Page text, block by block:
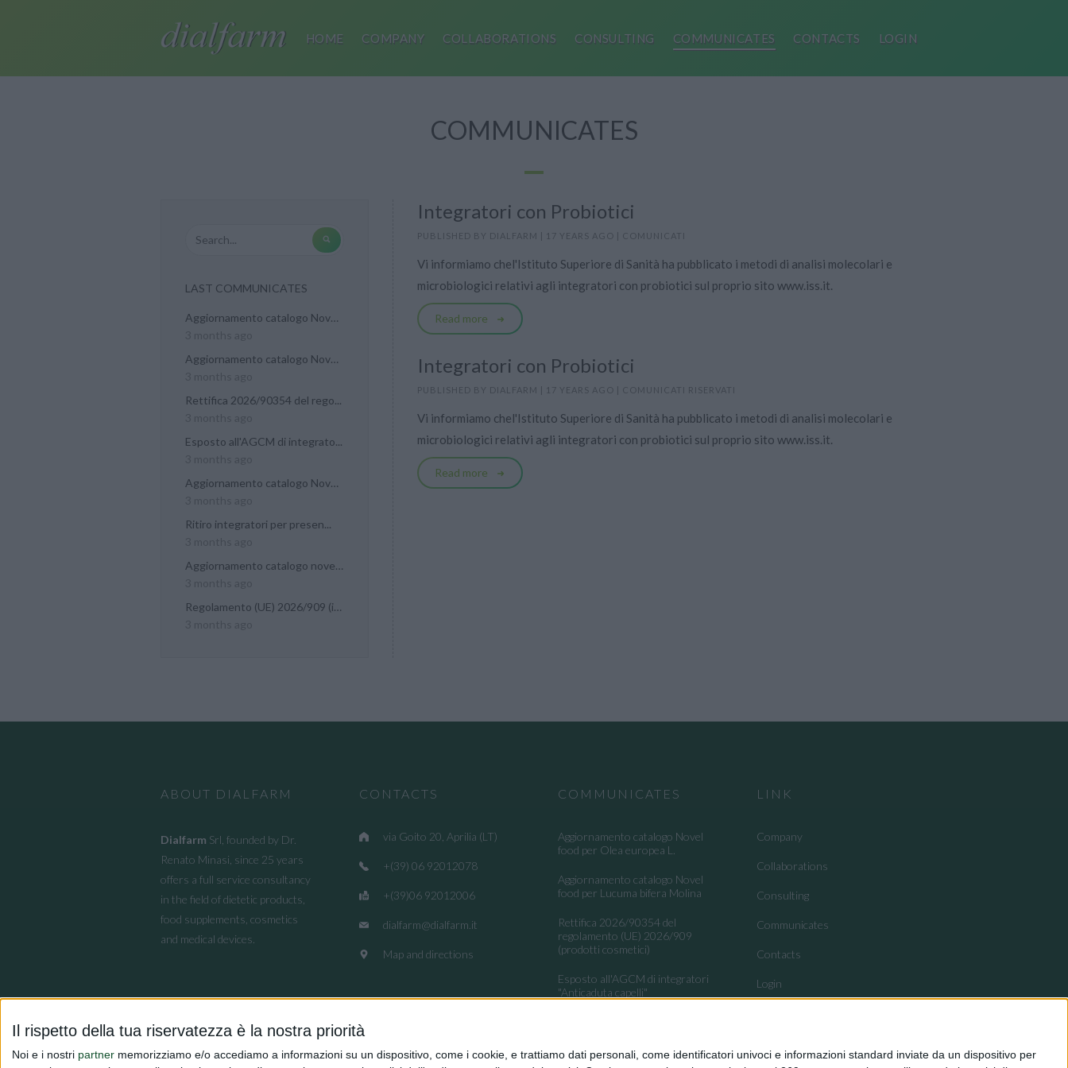
Il rispetto della tua riservatezza è la nostra priorità
Noi e i nostri partner memorizziamo e/o accediamo a informazioni su un dispositivo, come i cookie, e trattiamo dati personali, come identificatori univoci e informazioni standard inviate da un dispositivo per
HOME COMPANY COLLABORATIONS CONSULTING COMMUNICATES CONTACTS LOGIN
COMMUNICATES
LAST COMMUNICATES
Aggiornamento catalogo Novel...
Aggiornamento catalogo Novel...
Rettifica 2026/90354 del rego...
Esposto all'AGCM di integrato...
Aggiornamento catalogo Novel...
Ritiro integratori per presen...
Aggiornamento catalogo novel...
Regolamento (UE) 2026/909 (im...
Integratori con Probiotici
PUBLISHED BY DIALFARM | 17 YEARS AGO | COMUNICATI
Vi informiamo chel'Istituto Superiore di Sanità ha pubblicato i metodi di analisi molecolari e
microbiologici relativi agli integratori con probiotici sul proprio sito www.iss.it.
Read more
Integratori con Probiotici
PUBLISHED BY DIALFARM | 17 YEARS AGO | COMUNICATI RISERVATI
Vi informiamo chel'Istituto Superiore di Sanità ha pubblicato i metodi di analisi molecolari e
microbiologici relativi agli integratori con probiotici sul proprio sito www.iss.it.
Read more
ABOUT DIALFARM
Dialfarm Srl, founded by Dr.
Renato Minasi, since 25 years
offers a full service consultancy
in the field of dietetic products,
food supplements, cosmetics
and medical devices.
CONTACTS
via Goito 20, Aprilia (LT)
+(39) 06 92012078
+(39)06 92012006
dialfarm@dialfarm.it
Map and directions
COMMUNICATES
Aggiornamento catalogo Novel
food per Olea europea L.
Aggiornamento catalogo Novel
food per Lucuma bifera Molina
Rettifica 2026/90354 del
regolamento (UE) 2026/909
(prodotti cosmetici)
Esposto all'AGCM di integratori
"Anticaduta capelli"
Ritiro integratori per presenza
LINK
Company
Collaborations
Consulting
Communicates
Contacts
Login